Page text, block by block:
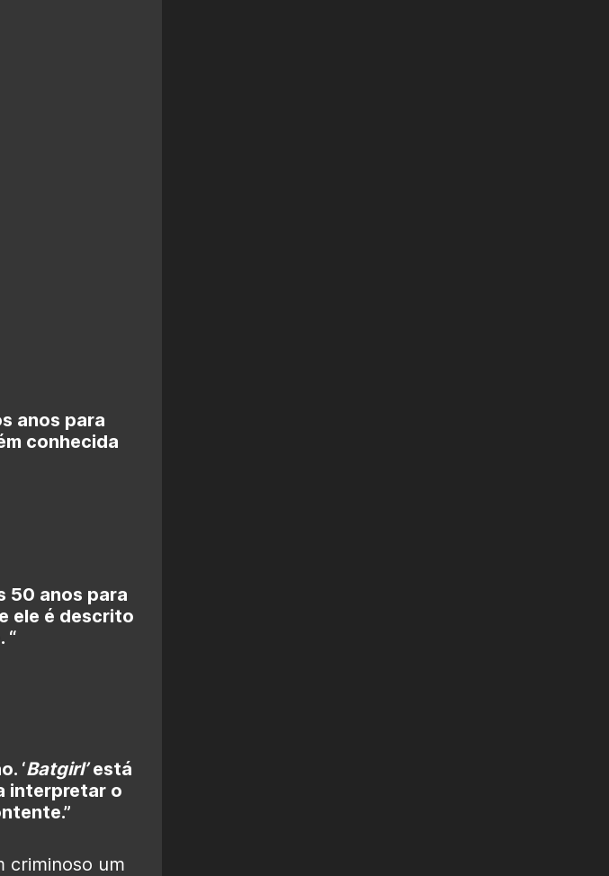
anos para
conhecida
50 anos para
ele é descrito
“
‘Batgirl’está
interpretar o
criminoso um